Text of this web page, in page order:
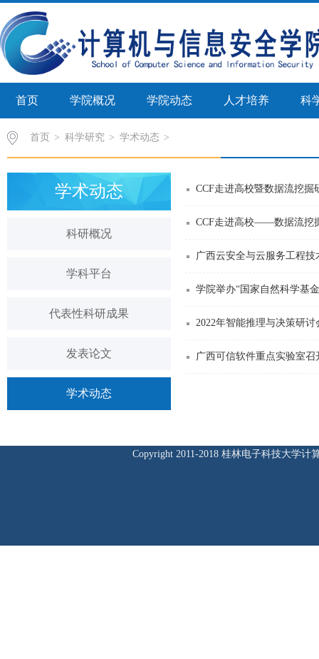
首页 学院概况 学院动态 人才培养 科
首页 > 科学研究 > 学术动态
学术动态
科研概况
学科平台
代表性科研成果
发表论文
学术动态
CCF走进高校暨数据流挖
CCF走进高校——数据流挖
广西云安全与云服务工程
学院举办“国家自然科学基
2022年智能推理与决策研讨
广西可信软件重点实验室
Copyright 2011-2018 桂林电子科技大学